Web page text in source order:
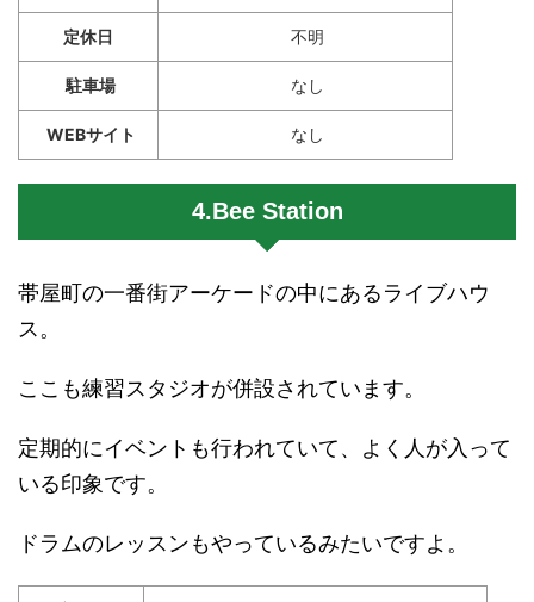
定休日 不明
駐車場 なし
WEBサイト なし
4.Bee Station
帯屋町の一番街アーケードの中にあるライブハウ
ス。
ここも練習スタジオが併設されています。
定期的にイベントも行われていて、よく人が入って
いる印象です。
ドラムのレッスンもやっているみたいですよ。